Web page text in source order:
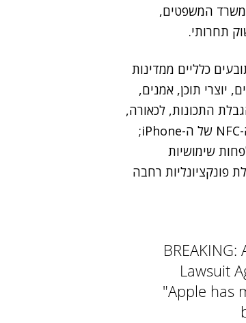
משרד המשפטים,
כלליים ממדינות
יוצרי תוכן, אמנים,
התכונות, לכאורה,
על שעונים חכמים של צד שלישי שאינם ה-Apple Watch; איסור גישה לשבב ה-NFC של ה-iPhone;
שימושיות
פונקציונליות רחבה
Lawsuit
"Apple has